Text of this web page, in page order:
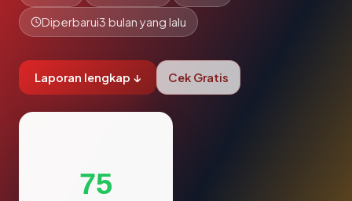
Diperbarui3 bulan yang lalu
Laporan lengkap ↓ Cek Gratis
75